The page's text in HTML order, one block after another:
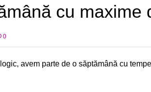
cu
0
avem parte de o săptămână cu